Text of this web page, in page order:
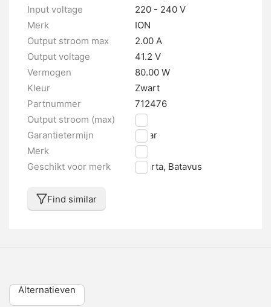
Input voltage
220 - 240 V
Merk
ION
Output stroom max
2.00 A
Output voltage
41.2 V
Vermogen
80.00 W
Kleur
Zwart
Partnummer
712476
Output stroom (max)
2 A
Garantietermijn
1 jaar
Merk
ION
Geschikt voor merk
Sparta, Batavus
Find similar
Alternatieven